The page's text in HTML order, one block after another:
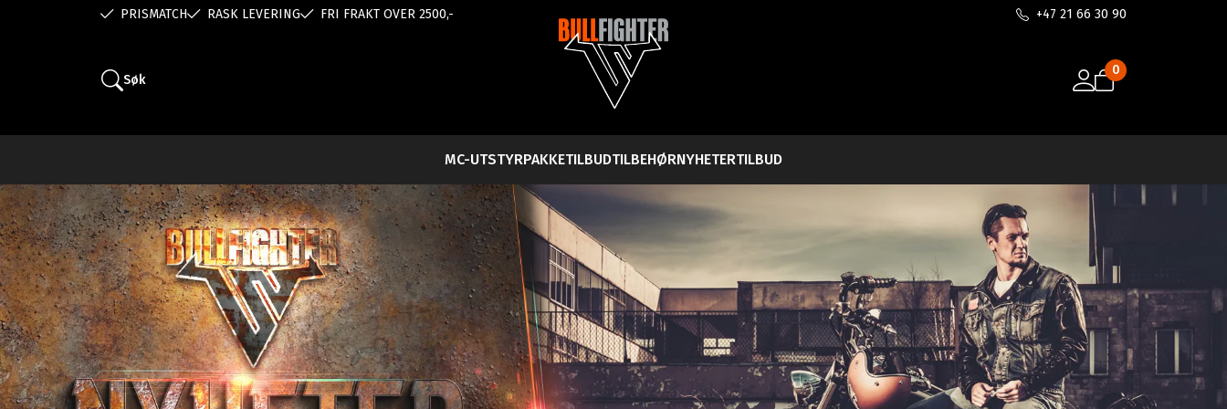
PRISMATCH RASK LEVERING FRI FRAKT OVER 2500,- +47 21 66 30 90
Søk
0
MC-UTSTYRPAKKETILBUDTILBEHØRNYHETERTILBUD